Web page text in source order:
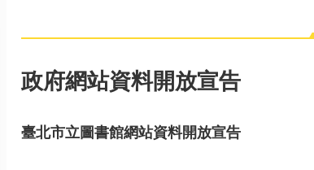
政府網站資料開放宣告
臺北市立圖書館網站資料開放宣告